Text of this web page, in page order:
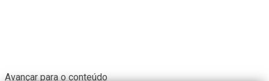
Avançar para o conteúdo